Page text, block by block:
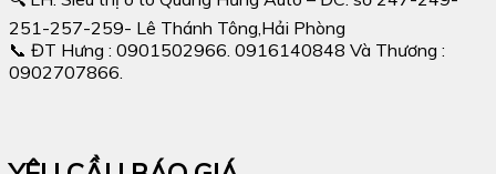
251-257-259- Lê Thánh Tông,Hải Phòng
📞 ĐT Hưng : 0901502966. 0916140848 Và Thương :
0902707866.